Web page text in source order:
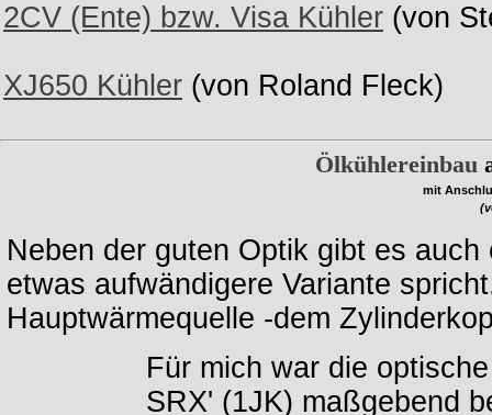
2CV (Ente) bzw. Visa Kühler (von
XJ650 Kühler (von Roland Fleck)
Ölkühlereinbau
mit
Neben der guten Optik gibt es
etwas aufwändigere Variante
Hauptwärmequelle -dem
Für mich war die
SRX' (1JK) maßgebend